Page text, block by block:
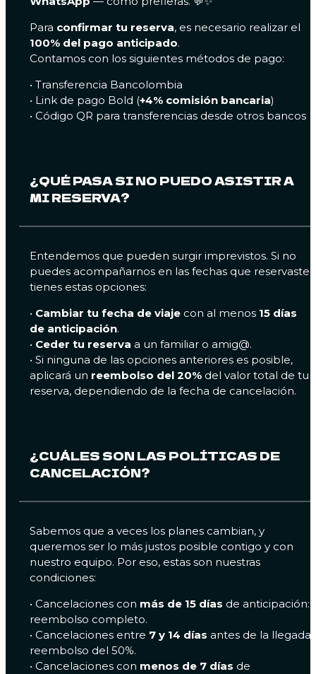
Para confirmar tu reserva, es necesario realizar el
100% del pago anticipado.
Contamos con los siguientes métodos de pago:
• Transferencia Bancolombia
• Link de pago Bold (+4% comisión bancaria)
• Código QR para transferencias desde otros bancos
¿QUÉ PASA SI NO PUEDO ASISTIR A
MI RESERVA?
Entendemos que pueden surgir imprevistos. Si no
puedes acompañarnos en las fechas que reservaste,
tienes estas opciones:
• Cambiar tu fecha de viaje con al menos 15 días
de anticipación.
• Ceder tu reserva a un familiar o amig@.
• Si ninguna de las opciones anteriores es posible,
aplicará un reembolso del 20% del valor total de tu
reserva, dependiendo de la fecha de cancelación.
¿CUÁLES SON LAS POLÍTICAS DE
CANCELACIÓN?
Sabemos que a veces los planes cambian, y
queremos ser lo más justos posible contigo y con
nuestro equipo. Por eso, estas son nuestras
condiciones:
•⁠ ⁠Cancelaciones con más de 15 días de anticipación:
reembolso completo.
•⁠ ⁠Cancelaciones entre 7 y 14 días antes de la llegada:
reembolso del 50%.
•⁠ ⁠Cancelaciones con menos de 7 días de